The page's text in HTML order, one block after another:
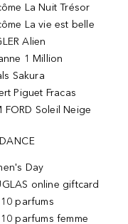
La Nuit Trésor
La vie est belle
Alien
1 Million
Sakura
Piguet Fracas
FORD Soleil Neige
Day
online giftcard
parfums
parfums femme